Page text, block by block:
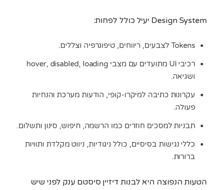
Design System יעיל כולל לפחות:
Tokens לצבעים, ריווחים, טיפוגרפיה וצללים.
רכיבי UI מתועדים עם מצבי hover, disabled, loading
ושגיאה.
עקרונות כתיבה למיקרו-קופי, הודעות מערכת והנחיות
פעולה.
תבניות למסכים חוזרים כמו הרשמה, חיפוש, סינון ותשלום.
כללי נגישות בסיסיים, כולל ניגודיות, ניווט מקלדת ותוויות
ברורות.
הטעות הנפוצה היא לבנות דיזיין סיסטם ענק לפני שיש